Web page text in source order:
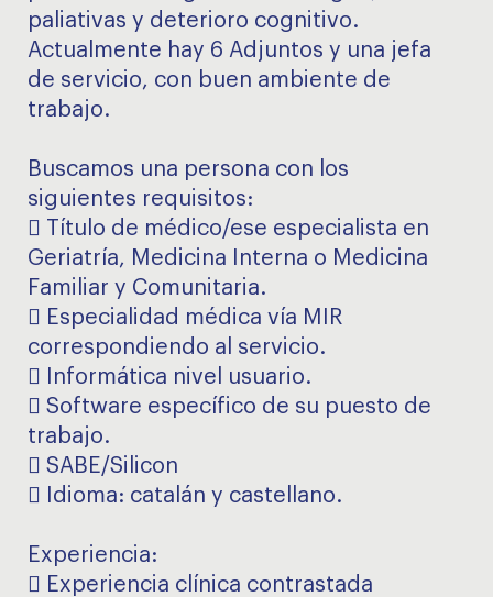
paliativas y deterioro cognitivo.
Actualmente hay 6 Adjuntos y una jefa
de servicio, con buen ambiente de
trabajo.
Buscamos una persona con los
siguientes requisitos:
 Título de médico/ese especialista en
Geriatría, Medicina Interna o Medicina
Familiar y Comunitaria.
 Especialidad médica vía MIR
correspondiendo al servicio.
 Informática nivel usuario.
 Software específico de su puesto de
trabajo.
 SABE/Silicon
 Idioma: catalán y castellano.
Experiencia:
 Experiencia clínica contrastada